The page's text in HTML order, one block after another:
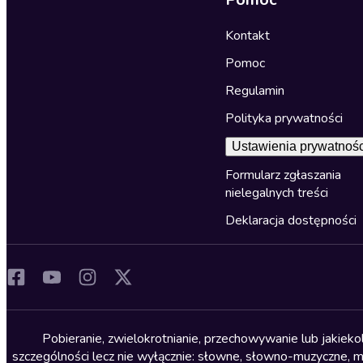
Kontakt
Pomoc
Regulamin
Polityka prywatności
Ustawienia
Formularz zgłaszania
nielegalnych treści
Deklaracja dostępności
Pobieranie, zwielokrotnianie, przechowywanie lub
szczególności lecz nie wyłącznie: słowne, słowno-